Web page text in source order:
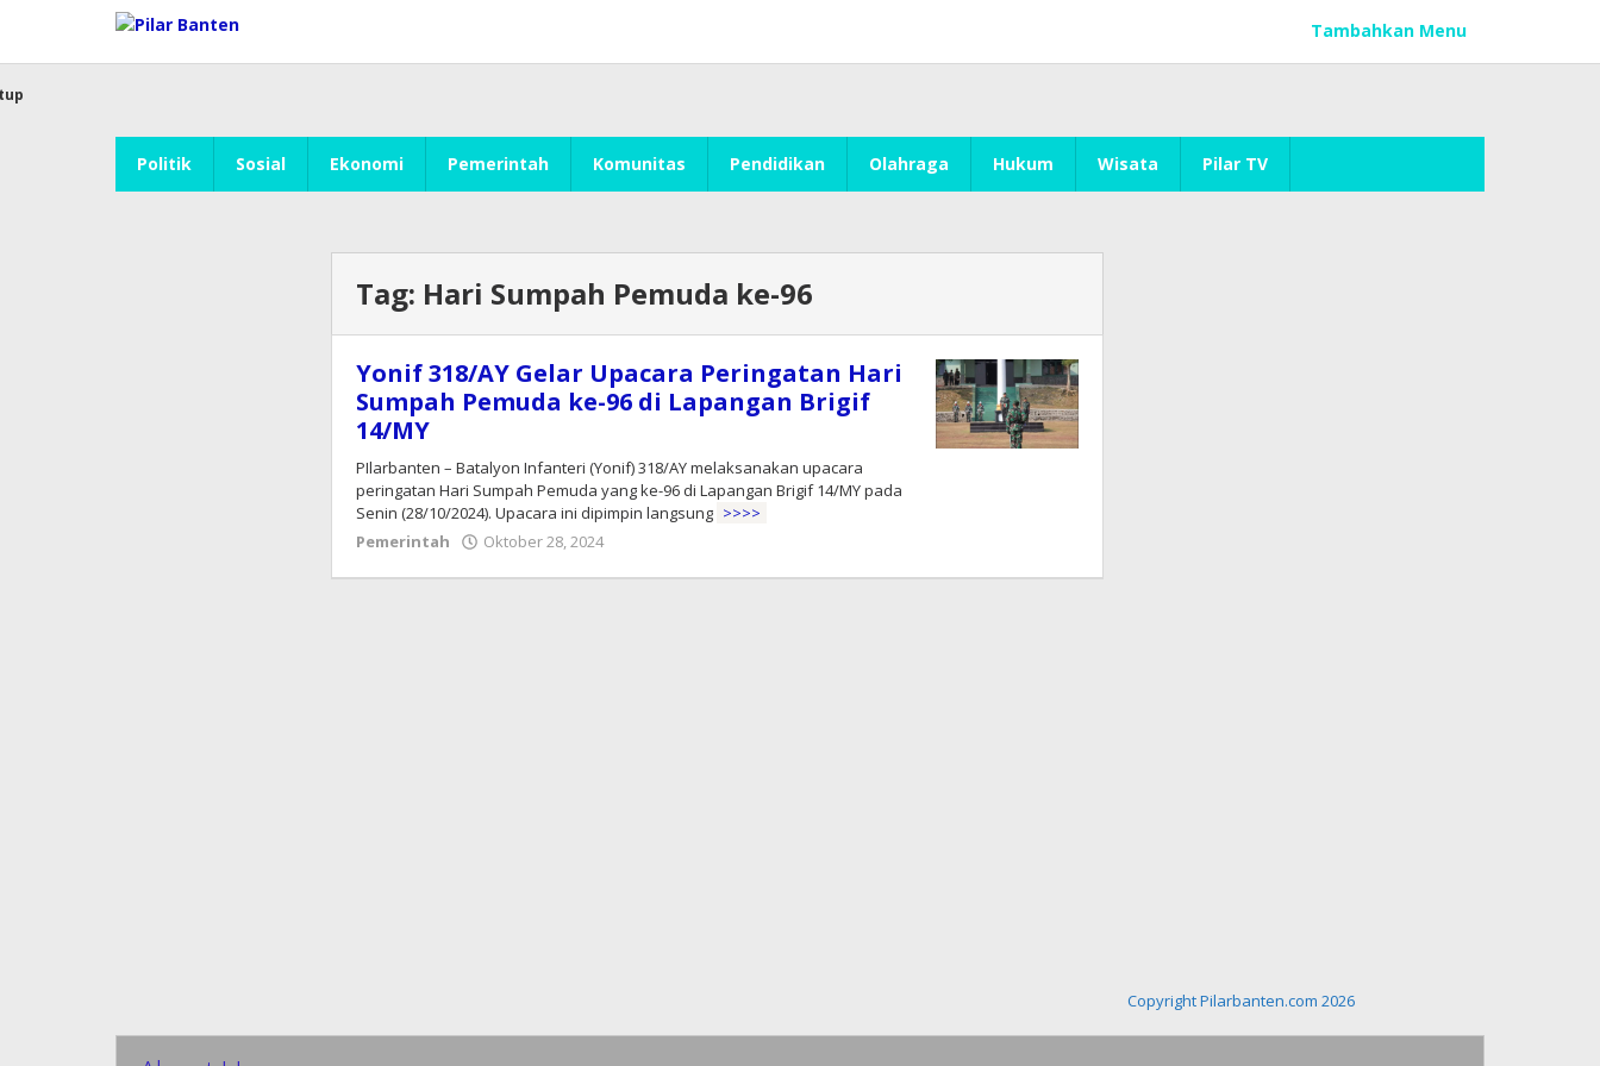
konten
Tambahkan Menu
Politik Sosial Ekonomi Pemerintah Komunitas Pendidikan Olahraga Hukum Wisata Pilar TV
Tag: Hari Sumpah Pemuda ke-96
Yonif 318/AY Gelar Upacara Peringatan Hari
Sumpah Pemuda ke-96 di Lapangan Brigif
14/MY
PIlarbanten – Batalyon Infanteri (Yonif) 318/AY melaksanakan upacara
peringatan Hari Sumpah Pemuda yang ke-96 di Lapangan Brigif 14/MY pada
Senin (28/10/2024). Upacara ini dipimpin langsung >>>>
Pemerintah
Oktober 28, 2024
Copyright Pilarbanten.com 2026